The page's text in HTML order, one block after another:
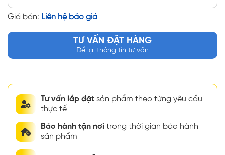
Giá bán: Liên hệ báo giá
TƯ VẤN ĐẶT HÀNG
Để lại thông tin tư vấn
Tư vấn lắp đặt sản phẩm theo từng yêu cầu
thực tế
Bảo hành tận nơi trong thời gian bảo hành
sản phẩm